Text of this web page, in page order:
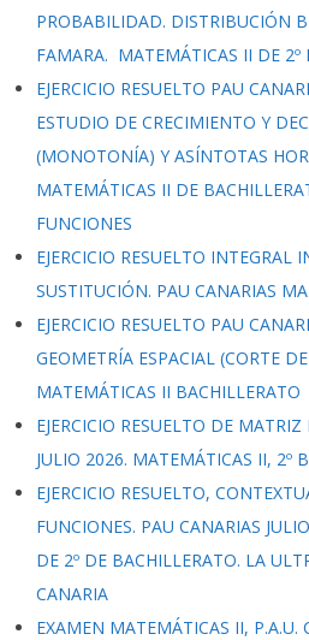
PROBABILIDAD. DISTRIBUCIÓN
FAMARA. MATEMÁTICAS II DE 2º
EJERCICIO RESUELTO PAU
ESTUDIO DE CRECIMIENTO Y
(MONOTONÍA) Y ASÍNTOTAS
MATEMÁTICAS II DE
FUNCIONES
EJERCICIO RESUELTO
SUSTITUCIÓN. PAU CANARIAS
EJERCICIO RESUELTO PAU
GEOMETRÍA ESPACIAL (CORTE
MATEMÁTICAS II BACHILLERATO
EJERCICIO RESUELTO DE
JULIO 2026. MATEMÁTICAS II, 2º
EJERCICIO RESUELTO,
FUNCIONES. PAU CANARIAS
DE 2º DE BACHILLERATO. LA
CANARIA
EXAMEN MATEMÁTICAS II, P.A.U.